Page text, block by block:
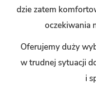
dzie zatem
ocze­ki­wa­nia
Ofe­ru­je­my duży
w trud­nej sy­tu­acji
i